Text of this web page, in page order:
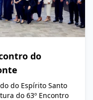
do
do Espírito Santo
do 63º Encontro